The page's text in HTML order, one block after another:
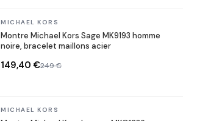
En stock
MICHAEL KORS
Montre Michael Kors Sage MK9193 homme
noire, bracelet maillons acier
149,40 €249 €
En stock
MICHAEL KORS